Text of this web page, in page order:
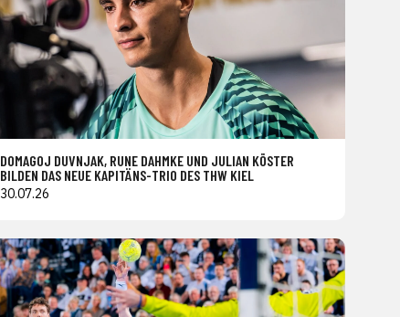
DOMAGOJ DUVNJAK, RUNE DAHMKE UND JULIAN KÖSTER
BILDEN DAS NEUE KAPITÄNS-TRIO DES THW KIEL
30.07.26